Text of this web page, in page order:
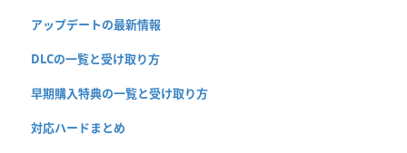
アップデートの最新情報
DLCの一覧と受け取り方
早期購入特典の一覧と受け取り方
対応ハードまとめ